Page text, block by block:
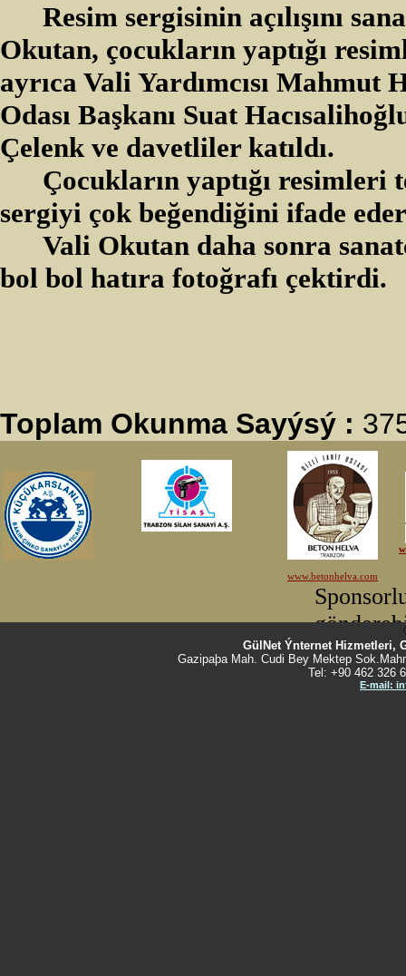
Resim sergisinin açılışını
Okutan, çocukların yaptığı
ayrıca Vali Yardımcısı
Odası Başkanı Suat
Çelenk ve davetliler katıldı.
Çocukların yaptığı
sergiyi çok beğendiğini ifade
Vali Okutan daha sonra
bol bol hatıra fotoğrafı çektirdi.
Toplam Okunma Sayýsý :
GülNet Ýnternet Hizmetleri,
Gazipaþa Mah. Cudi Bey Mektep
Tel: +90 462 326
E-mail: